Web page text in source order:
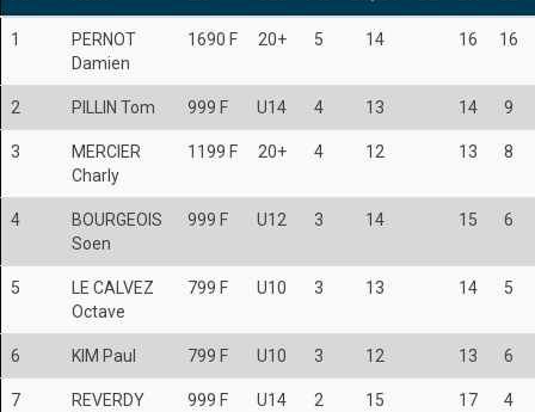
1
PERNOT
Damien
1690 F 20+ 5 14 16 16
2 PILLIN Tom 999 F U14 4 13 14 9
3
MERCIER
Charly
1199 F 20+ 4 12 13 8
4
BOURGEOIS
Soen
999 F U12 3 14 15 6
5
LE CALVEZ
Octave
799 F U10 3 13 14 5
6 KIM Paul 799 F U10 3 12 13 6
7
REVERDY
999 F U14 2 15 17 4